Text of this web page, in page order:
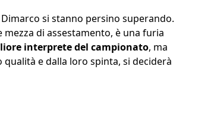
si stanno persino superando.
di assestamento, è una furia
interprete del campionato, ma
e dalla loro spinta, si deciderà